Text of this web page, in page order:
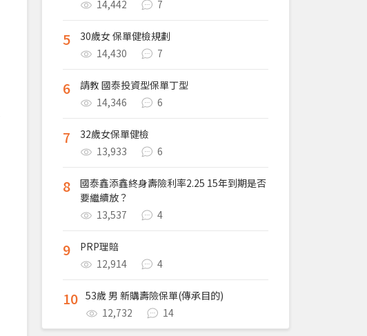
14,442
7
5
30歲女 保單健檢規劃
14,430
7
6
請教 國泰投資型保單丁型
14,346
6
7
32歲女保單健檢
13,933
6
8
國泰鑫添鑫終身壽險利率2.25 15年到期是否
要繼續放？
13,537
4
9
PRP理賠
12,914
4
10 53歲 男 新購壽險保單(傳承目的)
12,732
14